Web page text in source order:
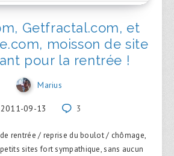
Getfractal.com, et
moisson de site
pour la rentrée !
Marius
2011-09-13 3
rentrée / reprise du boulot / chômage,
sites fort sympathique, sans aucun